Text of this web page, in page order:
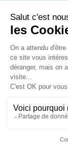
Fonds
ESG
Teamgeist
Aktuelles